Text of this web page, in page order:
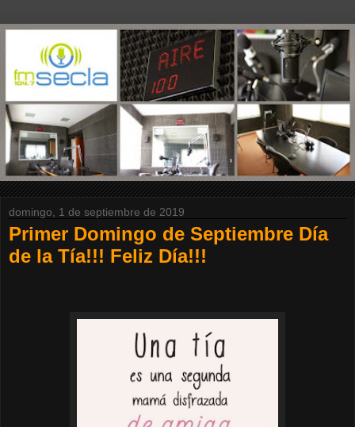
domingo, 1 de septiembre de 2019
Primer Domingo de Septiembre Día
de la Tía!!! Feliz Día!!!